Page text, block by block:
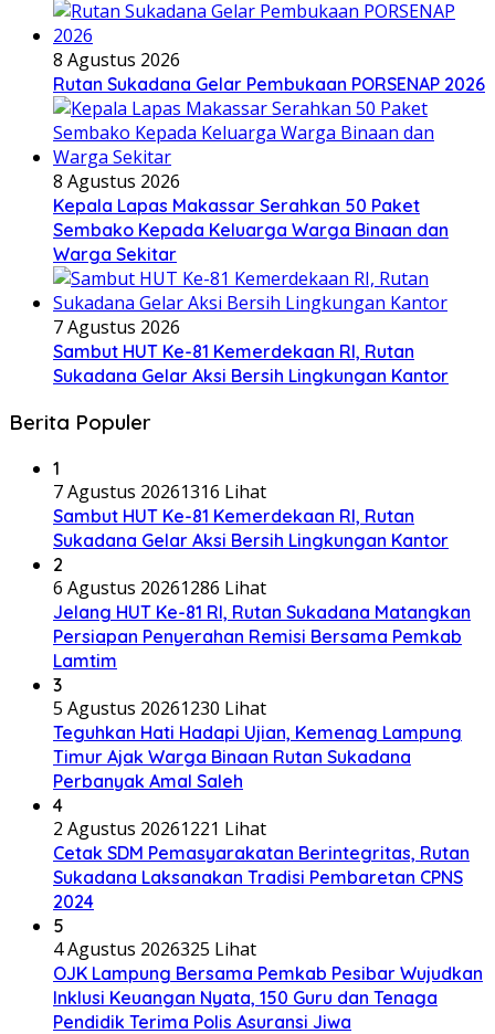
8 Agustus 2026
Rutan Sukadana Gelar Pembukaan PORSENAP 2026
8 Agustus 2026
Kepala Lapas Makassar Serahkan 50 Paket
Sembako Kepada Keluarga Warga Binaan dan
Warga Sekitar
7 Agustus 2026
Sambut HUT Ke-81 Kemerdekaan RI, Rutan
Sukadana Gelar Aksi Bersih Lingkungan Kantor
Berita Populer
1
7 Agustus 20261316 Lihat
Sambut HUT Ke-81 Kemerdekaan RI, Rutan
Sukadana Gelar Aksi Bersih Lingkungan Kantor
2
6 Agustus 20261286 Lihat
Jelang HUT Ke-81 RI, Rutan Sukadana Matangkan
Persiapan Penyerahan Remisi Bersama Pemkab
Lamtim
3
5 Agustus 20261230 Lihat
Teguhkan Hati Hadapi Ujian, Kemenag Lampung
Timur Ajak Warga Binaan Rutan Sukadana
Perbanyak Amal Saleh
4
2 Agustus 20261221 Lihat
Cetak SDM Pemasyarakatan Berintegritas, Rutan
Sukadana Laksanakan Tradisi Pembaretan CPNS
2024
5
4 Agustus 2026325 Lihat
OJK Lampung Bersama Pemkab Pesibar Wujudkan
Inklusi Keuangan Nyata, 150 Guru dan Tenaga
Pendidik Terima Polis Asuransi Jiwa